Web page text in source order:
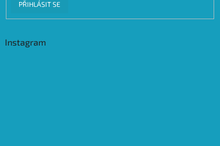
PŘIHLÁSIT SE
Instagram